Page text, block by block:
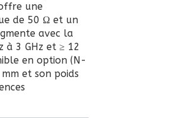
une
de 50 Ω et un
avec la
à 3 GHz et ≥ 12
en option (N-
et son poids